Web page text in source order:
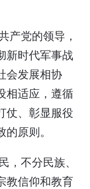
产党的领导，
新时代军事战
会发展相协
相适应，遵循
仗、彰显服役
原则。
，不分民族、
教信仰和教育